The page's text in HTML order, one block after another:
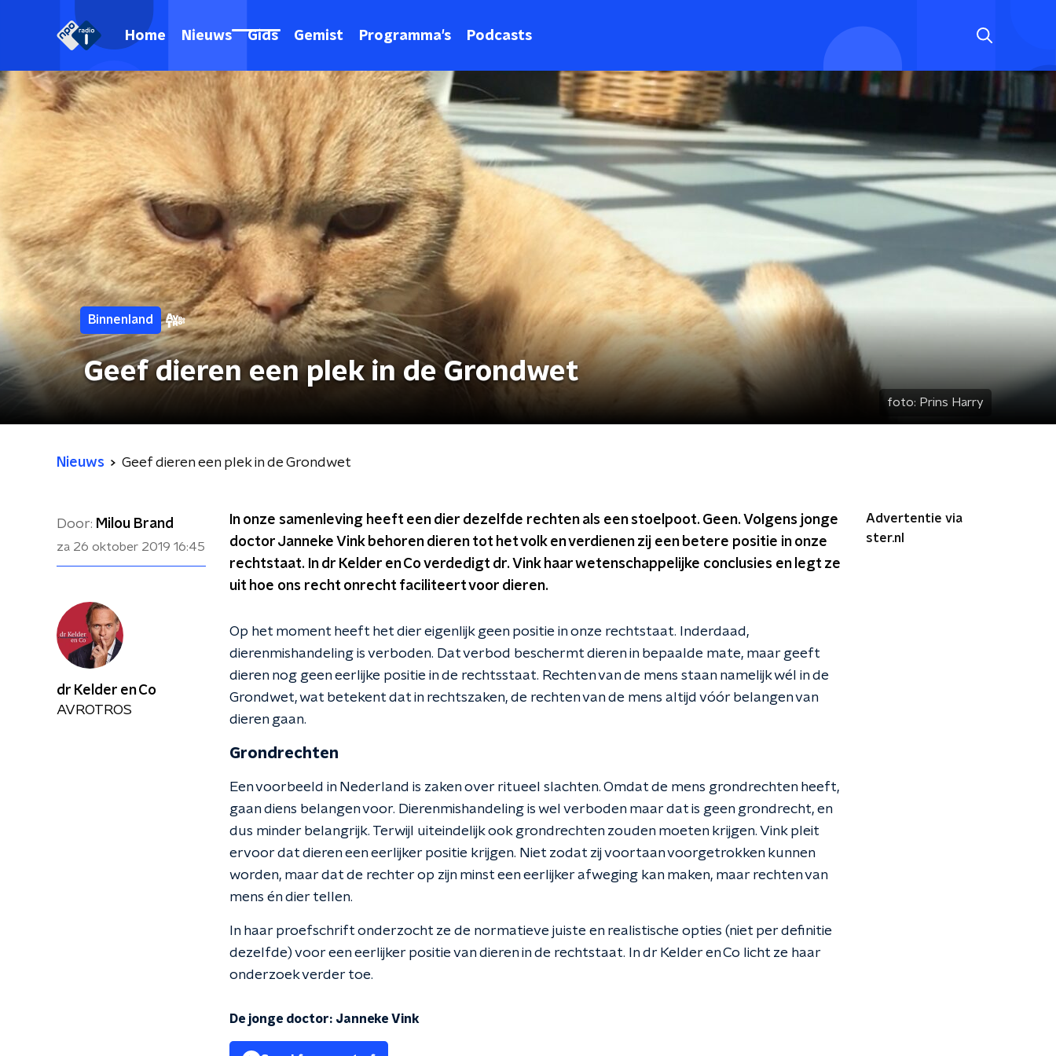
Home Nieuws Gids Gemist Programma's Podcasts
Binnenland
Geef dieren een plek in de Grondwet
foto: Prins Harry
Nieuws Geef dieren een plek in de Grondwet
Door: Milou Brand
za 26 oktober 2019 16:45
In onze samenleving heeft een dier dezelfde rechten als een stoelpoot. Geen. Volgens jonge
doctor Janneke Vink behoren dieren tot het volk en verdienen zij een betere positie in onze
rechtstaat. In dr Kelder en Co verdedigt dr. Vink haar wetenschappelijke conclusies en legt ze
uit hoe ons recht onrecht faciliteert voor dieren.
Op het moment heeft het dier eigenlijk geen positie in onze rechtstaat. Inderdaad,
dierenmishandeling is verboden. Dat verbod beschermt dieren in bepaalde mate, maar geeft
dieren nog geen eerlijke positie in de rechtsstaat. Rechten van de mens staan namelijk wél in de
Grondwet, wat betekent dat in rechtszaken, de rechten van de mens altijd vóór belangen van
dieren gaan.
Grondrechten
Een voorbeeld in Nederland is zaken over ritueel slachten. Omdat de mens grondrechten heeft,
gaan diens belangen voor. Dierenmishandeling is wel verboden maar dat is geen grondrecht, en
dus minder belangrijk. Terwijl uiteindelijk ook grondrechten zouden moeten krijgen. Vink pleit
ervoor dat dieren een eerlijker positie krijgen. Niet zodat zij voortaan voorgetrokken kunnen
worden, maar dat de rechter op zijn minst een eerlijker afweging kan maken, maar rechten van
mens én dier tellen.
In haar proefschrift onderzocht ze de normatieve juiste en realistische opties (niet per definitie
dezelfde) voor een eerlijker positie van dieren in de rechtstaat. In dr Kelder en Co licht ze haar
onderzoek verder toe.
De jonge doctor: Janneke Vink
Advertentie via
ster.nl
dr Kelder en Co
AVROTROS